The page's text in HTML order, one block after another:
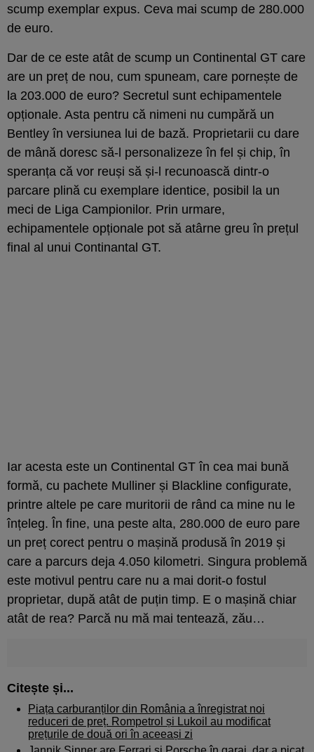
scump exemplar expus. Ceva mai scump de 280.000
de euro.
Dar de ce este atât de scump un Continental GT care
are un preț de nou, cum spuneam, care pornește de
la 203.000 de euro? Secretul sunt echipamentele
opționale. Asta pentru că nimeni nu cumpără un
Bentley în versiunea lui de bază. Proprietarii cu dare
de mână doresc să-l personalizeze în fel și chip, în
speranța că vor reuși să și-l recunoască dintr-o
parcare plină cu exemplare identice, posibil la un
meci de Liga Campionilor. Prin urmare,
echipamentele opționale pot să atârne greu în prețul
final al unui Continantal GT.
Iar acesta este un Continental GT în cea mai bună
formă, cu pachete Mulliner și Blackline configurate,
printre altele pe care muritorii de rând ca mine nu le
înțeleg. În fine, una peste alta, 280.000 de euro pare
un preț corect pentru o mașină produsă în 2019 și
care a parcurs deja 4.050 kilometri. Singura problemă
este motivul pentru care nu a mai dorit-o fostul
proprietar, după atât de puțin timp. E o mașină chiar
atât de rea? Parcă nu mă mai tentează, zău…
Citește și...
Piața carburanților din România a înregistrat noi
reduceri de preț. Rompetrol și Lukoil au modificat
prețurile de două ori în aceeași zi